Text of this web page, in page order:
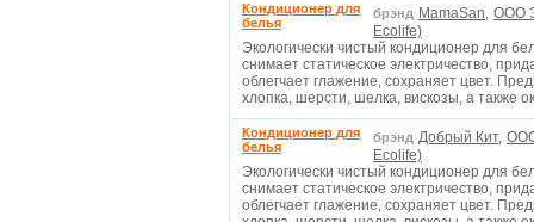
Кондиционер для
белья
брэнд MamaSan, OOO
Ecolife)
Экологически чистый кондиционер для
снимает статическое электричество,
облегчает глажение, сохраняет цвет.
хлопка, шерсти, шелка, вискозы, а также
Кондиционер для
белья
брэнд Добрый Кит,
Ecolife)
Экологически чистый кондиционер для
снимает статическое электричество,
облегчает глажение, сохраняет цвет.